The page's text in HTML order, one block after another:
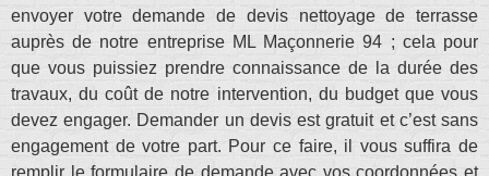
envoyer votre demande de devis nettoyage de terrasse
auprès de notre entreprise ML Maçonnerie 94 ; cela pour
que vous puissiez prendre connaissance de la durée des
travaux, du coût de notre intervention, du budget que vous
devez engager. Demander un devis est gratuit et c’est sans
engagement de votre part. Pour ce faire, il vous suffira de
remplir le formulaire de demande avec vos coordonnées et